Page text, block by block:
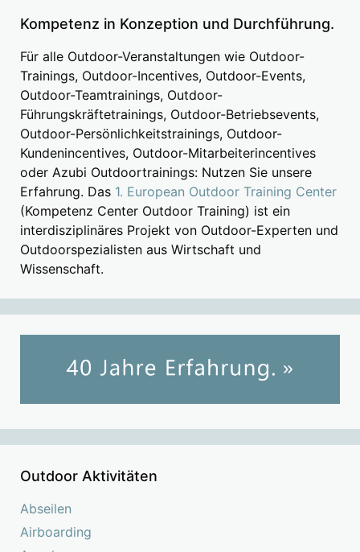
Kompetenz in Konzeption und Durchführung.
Für alle Outdoor-Veranstaltungen wie Outdoor-
Trainings, Outdoor-Incentives, Outdoor-Events,
Outdoor-Teamtrainings, Outdoor-
Führungskräftetrainings, Outdoor-Betriebsevents,
Outdoor-Persönlichkeitstrainings, Outdoor-
Kundenincentives, Outdoor-Mitarbeiterincentives
oder Azubi Outdoortrainings: Nutzen Sie unsere
Erfahrung. Das 1. European Outdoor Training Center
(Kompetenz Center Outdoor Training) ist ein
interdisziplinäres Projekt von Outdoor-Experten und
Outdoorspezialisten aus Wirtschaft und
Wissenschaft.
Outdoor Aktivitäten
Abseilen
Airboarding